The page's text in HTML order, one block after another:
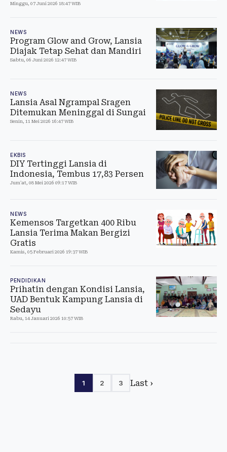
Minggu, 07 Juni 2026 18:47 WIB
NEWS
Program Glow and Grow, Lansia
Diajak Tetap Sehat dan Mandiri
Sabtu, 06 Juni 2026 12:47 WIB
NEWS
Lansia Asal Ngrampal Sragen
Ditemukan Meninggal di Sungai
Senin, 11 Mei 2026 16:47 WIB
EKBIS
DIY Tertinggi Lansia di
Indonesia, Tembus 17,83 Persen
Jum'at, 08 Mei 2026 09:17 WIB
NEWS
Kemensos Targetkan 400 Ribu
Lansia Terima Makan Bergizi
Gratis
Kamis, 05 Februari 2026 19:37 WIB
PENDIDIKAN
Prihatin dengan Kondisi Lansia,
UAD Bentuk Kampung Lansia di
Sedayu
Rabu, 14 Januari 2026 10:57 WIB
1 2 3 Last ›